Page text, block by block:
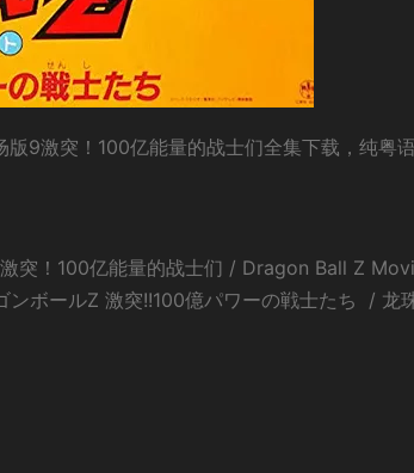
9激突！100亿能量的战士们全集下载，纯粤
突！100亿能量的战士们 / Dragon Ball Z
ボールZ 激突!!100億パワーの戦士たち / 龙